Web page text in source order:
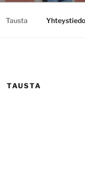
Tausta
TAUSTA